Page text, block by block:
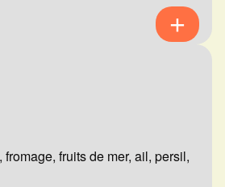
fruits de mer, ail, persil,